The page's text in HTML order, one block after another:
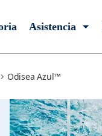
Asistencia
Odisea Azul™